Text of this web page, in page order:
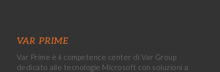
VAR PRIME
Var Prime è il competence center di Var Group
dedicato alle tecnologie Microsoft con soluzioni a